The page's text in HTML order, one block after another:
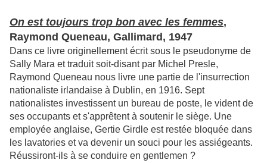
On est toujours trop bon avec les femmes,
Raymond Queneau, Gallimard, 1947
Dans ce livre originellement écrit sous le pseudonyme de
Sally Mara et traduit soit-disant par Michel Presle,
Raymond Queneau nous livre une partie de l'insurrection
nationaliste irlandaise à Dublin, en 1916. Sept
nationalistes investissent un bureau de poste, le vident de
ses occupants et s'apprêtent à soutenir le siège. Une
employée anglaise, Gertie Girdle est restée bloquée dans
les lavatories et va devenir un souci pour les assiégeants.
Réussiront-ils à se conduire en gentlemen ?